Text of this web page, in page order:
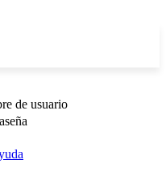
de usuario